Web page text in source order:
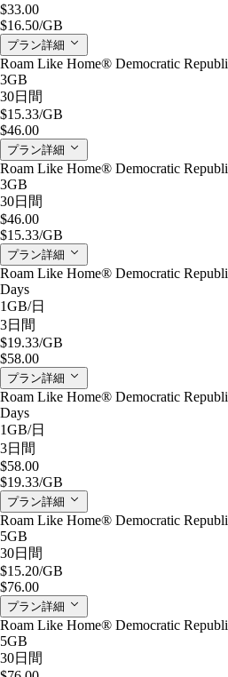
$33.00
$16.50/GB
プラン詳細
Roam Like Home® Democratic
3GB
30日間
$15.33/GB
$46.00
プラン詳細
Roam Like Home® Democratic
3GB
30日間
$46.00
$15.33/GB
プラン詳細
Roam Like Home® Democratic
Days
1GB/日
3日間
$19.33/GB
$58.00
プラン詳細
Roam Like Home® Democratic
Days
1GB/日
3日間
$58.00
$19.33/GB
プラン詳細
Roam Like Home® Democratic
5GB
30日間
$15.20/GB
$76.00
プラン詳細
Roam Like Home® Democratic
5GB
30日間